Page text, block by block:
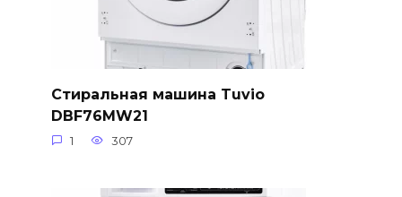
Стиральная машина Tuvio
DBF76MW21
1 307